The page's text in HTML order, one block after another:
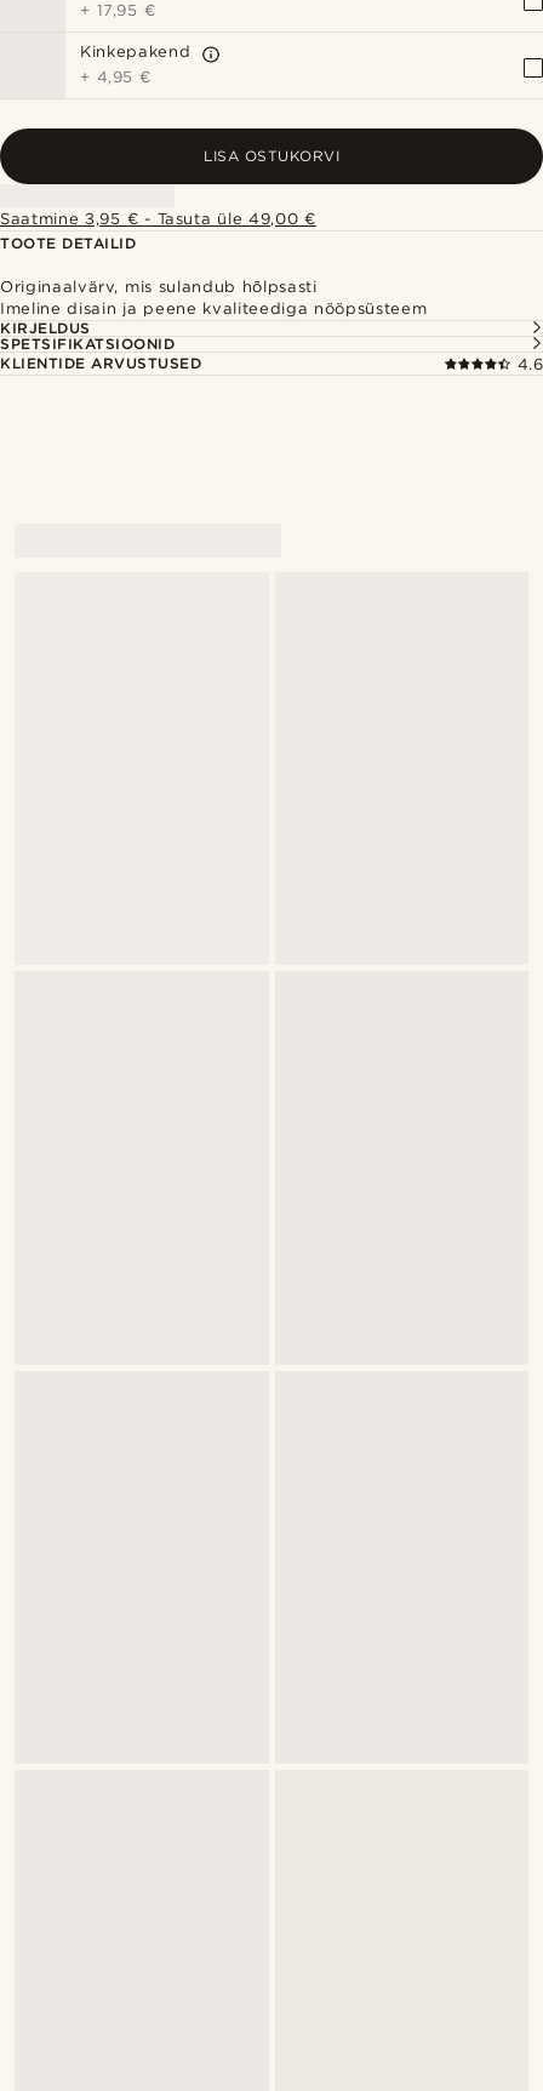
+ 17,95 €
Kinkepakend
+ 4,95 €
LISA OSTUKORVI
Saatmine 3,95 € - Tasuta üle 49,00 €
TOOTE DETAILID
Originaalvärv, mis sulandub hõlpsasti
Imeline disain ja peene kvaliteediga nööpsüsteem
KIRJELDUS
SPETSIFIKATSIOONID
KLIENTIDE ARVUSTUSED
4.6